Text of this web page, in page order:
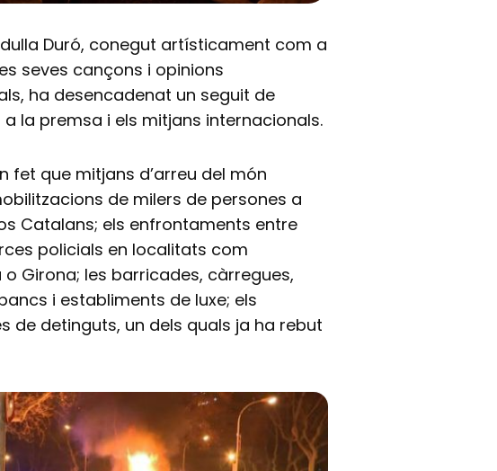
Duró, conegut artísticament com a
seves cançons i opinions
ha desencadenat un seguit de
la premsa i els mitjans internacionals.
fet que mitjans d’arreu del món
de milers de persones a
Catalans; els enfrontaments entre
policials en localitats com
o Girona; les barricades, càrregues,
i establiments de luxe; els
de detinguts, un dels quals ja ha rebut